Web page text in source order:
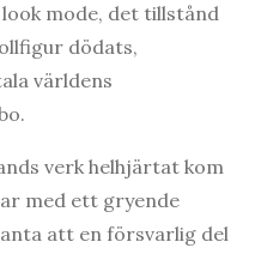
mode, det tillstånd
dödats,
världens
verk helhjärtat kom
med ett gryende
att en försvarlig del